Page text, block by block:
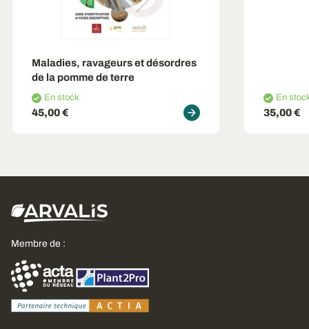
Maladies, ravageurs et désordres
de la pomme de terre
En stock
45,00 €
En
35,00 €
Membre de :